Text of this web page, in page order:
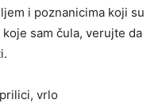
i poznanicima koji su
sam čula, verujte da
vrlo